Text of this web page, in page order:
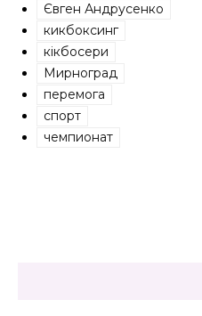
Євген Андрусенко
кикбоксинг
кікбосери
Мирноград
перемога
спорт
чемпионат